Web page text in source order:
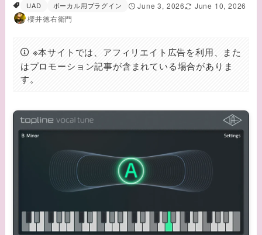
UAD ボーカル用プラグイン June 3, 2026
June 10, 2026
櫻井徳右衛門
※本サイトでは、アフィリエイト広告を利用、また
はプロモーション記事が含まれている場合がありま
す。